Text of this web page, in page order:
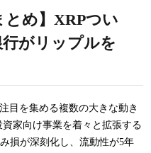
とめ】XRPつい
がリップルを
目を集める複数の大きな動き
家向け事業を着々と拡張する
損が深刻化し、流動性が5年